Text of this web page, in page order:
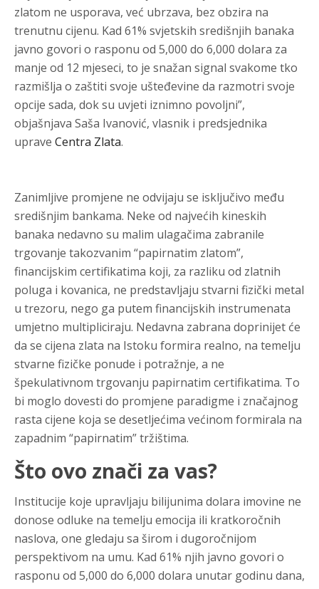
zlatom ne usporava, već ubrzava, bez obzira na
trenutnu cijenu. Kad 61% svjetskih središnjih banaka
javno govori o rasponu od 5,000 do 6,000 dolara za
manje od 12 mjeseci, to je snažan signal svakome tko
razmišlja o zaštiti svoje ušteđevine da razmotri svoje
opcije sada, dok su uvjeti iznimno povoljni”,
objašnjava Saša Ivanović, vlasnik i predsjednika
uprave Centra Zlata.
Zanimljive promjene ne odvijaju se isključivo među
središnjim bankama. Neke od najvećih kineskih
banaka nedavno su malim ulagačima zabranile
trgovanje takozvanim “papirnatim zlatom”,
financijskim certifikatima koji, za razliku od zlatnih
poluga i kovanica, ne predstavljaju stvarni fizički metal
u trezoru, nego ga putem financijskih instrumenata
umjetno multipliciraju. Nedavna zabrana doprinijet će
da se cijena zlata na Istoku formira realno, na temelju
stvarne fizičke ponude i potražnje, a ne
špekulativnom trgovanju papirnatim certifikatima. To
bi moglo dovesti do promjene paradigme i značajnog
rasta cijene koja se desetljećima većinom formirala na
zapadnim “papirnatim” tržištima.
Što ovo znači za vas?
Institucije koje upravljaju bilijunima dolara imovine ne
donose odluke na temelju emocija ili kratkoročnih
naslova, one gledaju sa širom i dugoročnijom
perspektivom na umu. Kad 61% njih javno govori o
rasponu od 5,000 do 6,000 dolara unutar godinu dana,